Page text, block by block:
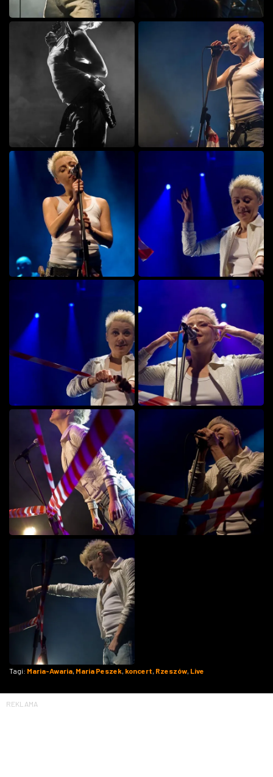
Tagi: Maria-Awaria, Maria Peszek, koncert, Rzeszów, Live
REKLAMA